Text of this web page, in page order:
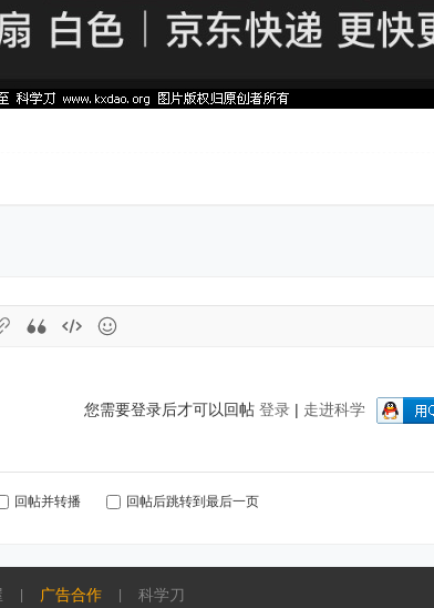
您需要登录后才可以回帖 登录| 走进科学
回帖并转播 回帖后跳转到最后一页
广告合作 科学刀